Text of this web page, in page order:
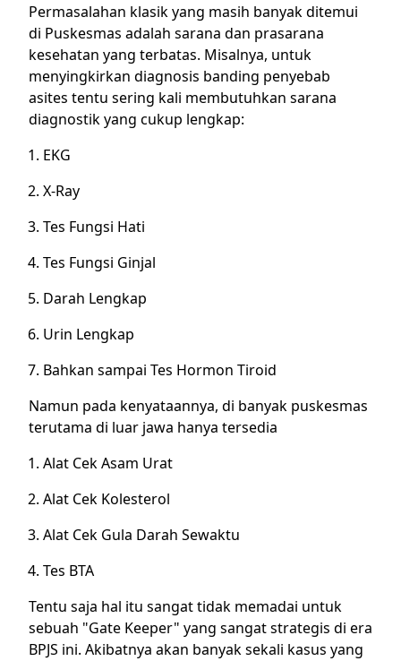
Permasalahan klasik yang masih banyak ditemui
di Puskesmas adalah sarana dan prasarana
kesehatan yang terbatas. Misalnya, untuk
menyingkirkan diagnosis banding penyebab
asites tentu sering kali membutuhkan sarana
diagnostik yang cukup lengkap:
EKG
X-Ray
Tes Fungsi Hati
Tes Fungsi Ginjal
Darah Lengkap
Urin Lengkap
Bahkan sampai Tes Hormon Tiroid
Namun pada kenyataannya, di banyak puskesmas
terutama di luar jawa hanya tersedia
Alat Cek Asam Urat
Alat Cek Kolesterol
Alat Cek Gula Darah Sewaktu
Tes BTA
Tentu saja hal itu sangat tidak memadai untuk
sebuah "Gate Keeper" yang sangat strategis di era
BPJS ini. Akibatnya akan banyak sekali kasus yang